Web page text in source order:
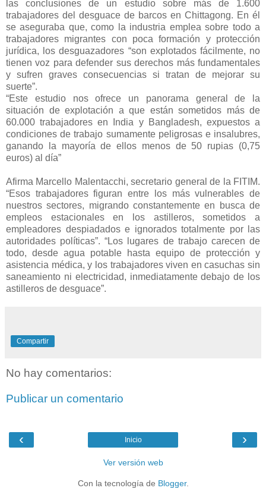
las conclusiones de un estudio sobre más de 1.600
trabajadores del desguace de barcos en Chittagong. En él
se aseguraba que, como la industria emplea sobre todo a
trabajadores migrantes con poca formación y protección
jurídica, los desguazadores “son explotados fácilmente, no
tienen voz para defender sus derechos más fundamentales
y sufren graves consecuencias si tratan de mejorar su
suerte”.
“Este estudio nos ofrece un panorama general de la
situación de explotación a que están sometidos más de
60.000 trabajadores en India y Bangladesh, expuestos a
condiciones de trabajo sumamente peligrosas e insalubres,
ganando la mayoría de ellos menos de 50 rupias (0,75
euros) al día”
Afirma Marcello Malentacchi, secretario general de la FITIM.
“Esos trabajadores figuran entre los más vulnerables de
nuestros sectores, migrando constantemente en busca de
empleos estacionales en los astilleros, sometidos a
empleadores despiadados e ignorados totalmente por las
autoridades políticas”. “Los lugares de trabajo carecen de
todo, desde agua potable hasta equipo de protección y
asistencia médica, y los trabajadores viven en casuchas sin
saneamiento ni electricidad, inmediatamente debajo de los
astilleros de desguace”.
Compartir
No hay comentarios:
Publicar un comentario
‹ ›
Inicio
Ver versión web
Con la tecnología de Blogger.